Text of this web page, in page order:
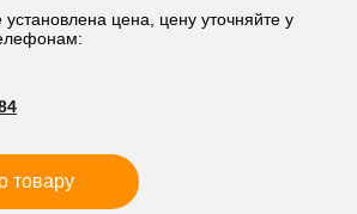
установлена цена, цену уточняйте у
товару